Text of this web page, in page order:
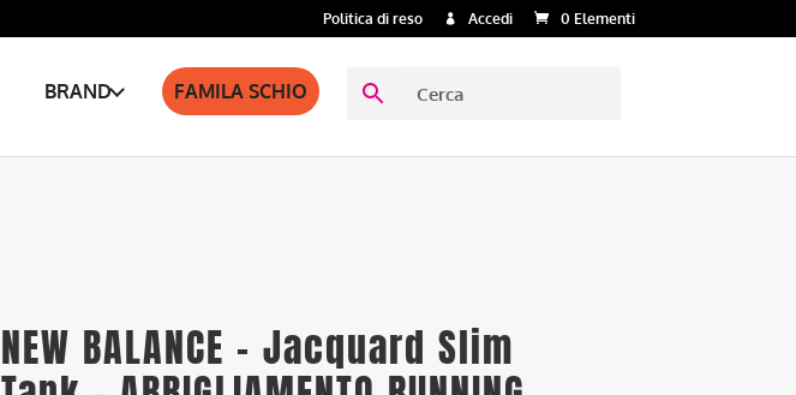
Politica di reso Accedi 0 Elementi
BRAND FAMILA SCHIO
NEW BALANCE – Jacquard Slim